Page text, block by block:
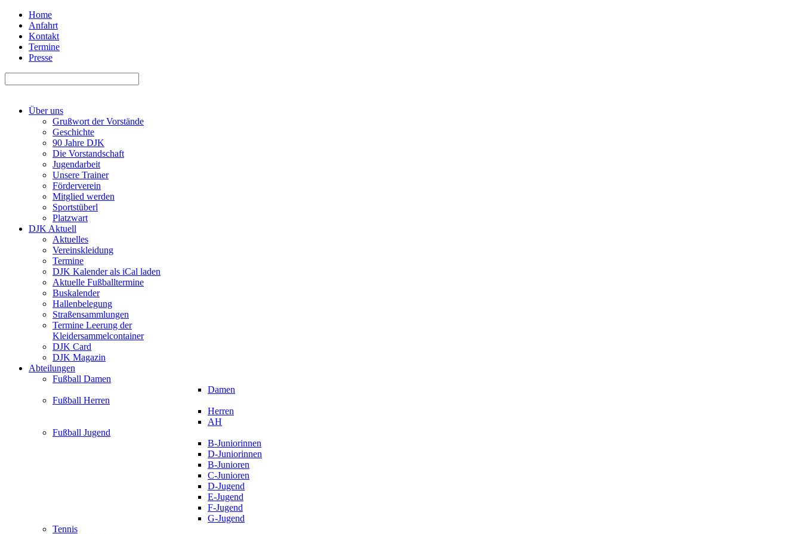
Home
Anfahrt
Kontakt
Termine
Presse
Über uns
Grußwort der Vorstände
Geschichte
90 Jahre DJK
Die Vorstandschaft
Jugendarbeit
Unsere Trainer
Förderverein
Mitglied werden
Sportstüberl
Platzwart
DJK Aktuell
Aktuelles
Vereinskleidung
Termine
DJK Kalender als iCal laden
Aktuelle Fußballtermine
Buskalender
Hallenbelegung
Straßensammlungen
Termine Leerung der
Kleidersammelcontainer
DJK Card
DJK Magazin
Abteilungen
Fußball Damen
Damen
Fußball Herren
Herren
AH
Fußball Jugend
B-Juniorinnen
D-Juniorinnen
B-Junioren
C-Junioren
D-Jugend
E-Jugend
F-Jugend
G-Jugend
Tennis